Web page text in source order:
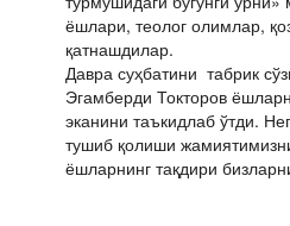
ёшлари, теолог олимлар,
қатнашдилар.
Давра суҳбатини табрик
Эгамберди Токторов
эканини таъкидлаб ўтди.
тушиб қолиши
ёшларнинг тақдири